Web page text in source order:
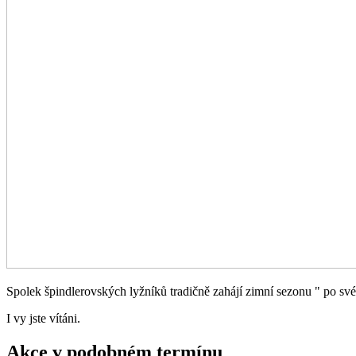
Spolek špindlerovských lyžníků tradičně zahájí zimní sezonu " po
I vy jste vítáni.
Akce v podobném termínu